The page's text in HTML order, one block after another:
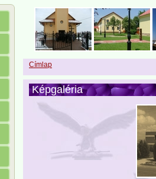
Címlap
Képgaléria